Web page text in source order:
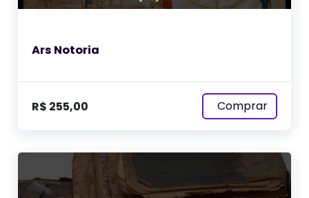
Ars Notoria
R$ 255,00 Comprar